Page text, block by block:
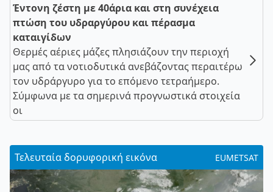
Έντονη ζέστη με 40άρια και στη συνέχεια
πτώση του υδραργύρου και πέρασμα
καταιγίδων
Θερμές αέριες μάζες πλησιάζουν την περιοχή
μας από τα νοτιοδυτικά ανεβάζοντας περαιτέρω
τον υδράργυρο για το επόμενο τετραήμερο.
Σύμφωνα με τα σημερινά προγνωστικά στοιχεία
οι
Τελευταία δορυφορική εικόνα EUMETSAT